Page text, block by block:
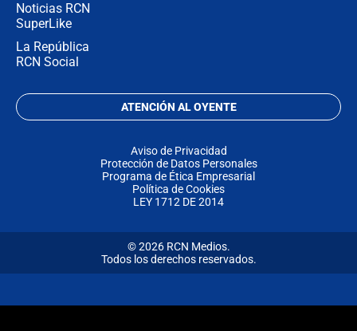
Noticias RCN
SuperLike
La República
RCN Social
ATENCIÓN AL OYENTE
Aviso de Privacidad
Protección de Datos Personales
Programa de Ética Empresarial
Política de Cookies
LEY 1712 DE 2014
© 2026 RCN Medios.
Todos los derechos reservados.